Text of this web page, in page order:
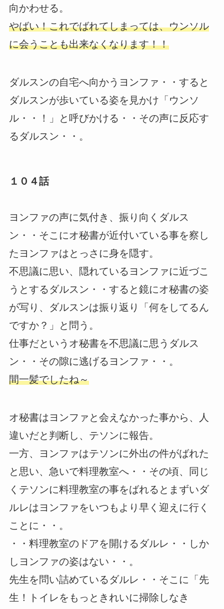
向かわせる。
やばい！これでばれてしまっては、ウンソル
に会うことも出来なくなります！！
ダルスンの自宅へ向かうヨンファ・・すると
ダルスンが歩いている姿を見かけ「ウンソ
ル・・！」と呼びかける・・その声に反応す
るダルスン・・。
１０４話
ヨンファの声に気付き、振り向くダルス
ン・・そこにオ秘書が近付いている事を察し
たヨンファはとっさに身を隠す。
不思議に思い、隠れているヨンファに近づこ
うとするダルスン・・すると鏡にオ秘書の姿
が写り、ダルスンは振り返り「何をしてるん
ですか？」と問う。
仕事だというオ秘書を不思議に思うダルス
ン・・その隙に逃げるヨンファ・・。
間一髪でしたね～
オ秘書はヨンファと会えなかった事から、人
違いだと判断し、テソンに報告。
一方、ヨンファはテソンに外出の件がばれた
と思い、急いで料理教室へ・・その頃、同じ
くテソンに料理教室の事をばれるとまずいダ
ルレはヨンファをいつもより早く迎えに行く
ことに・・。
・・料理教室のドアを開けるダルレ・・しか
しヨンファの姿はない・・。
先生を問い詰めているダルレ・・そこに「先
生！トイレをもっときれいに掃除しなき